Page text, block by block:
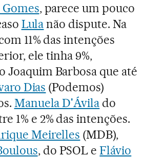
, parece um pouco
Lulanão dispute. Na
11% das intenções
ele tinha 9%,
Barbosa que até
Dias (Podemos)
Manuela D'Ávila do
1% e 2% das intenções.
Meirelles (MDB),
, do PSOL eFlávio